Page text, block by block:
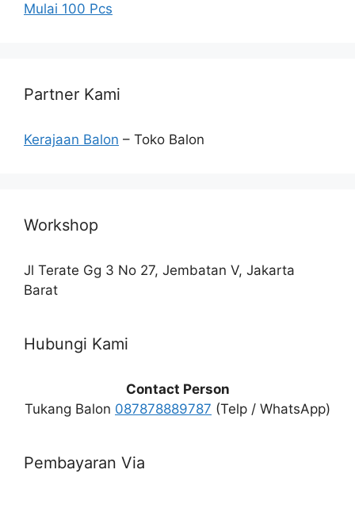
Mulai 100 Pcs
Partner Kami
Kerajaan Balon – Toko Balon
Workshop
Jl Terate Gg 3 No 27, Jembatan V, Jakarta
Barat
Hubungi Kami
Contact Person
Tukang Balon 087878889787 (Telp / WhatsApp)
Pembayaran Via